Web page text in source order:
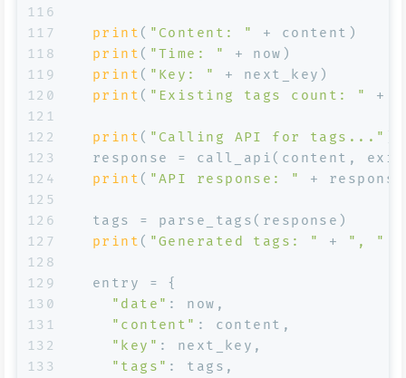
116
117
118
119
120
121
122
123
124
125
126
127
128
129
130
131
132
133
print ( "Content: "
+ content)
print ( "Time: "
+ now)
print ( "Key: "
+ next_key)
print ( "Existing tags count: " +
print ( "Calling API for tags..."
response = call_api(content,
print ( "API response: " +
  tags = parse_tags(response)
print ( "Generated tags: " + ", "
  entry = {
"date" : now,
"content" : content,
"key" : next_key,
"tags" : tags,